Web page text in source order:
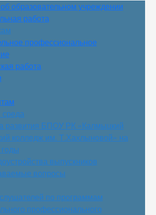
образовательном учреждении
работа
профессиональное
работа
среда
развития БПОУ РК «Калмыцкий
колледж им. Т.Хахлыновой» на
выпускников
вопросы
по программам
профессионального